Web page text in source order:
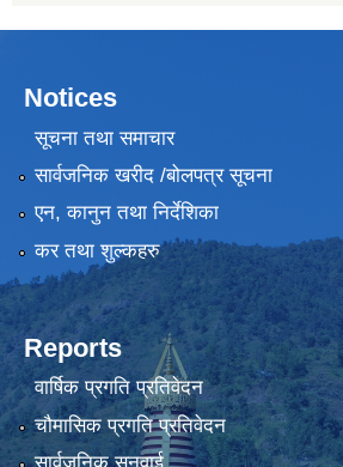
Notices
सूचना तथा समाचार
सार्वजनिक खरीद /बोलपत्र सूचना
एन, कानुन तथा निर्देशिका
कर तथा शुल्कहरु
Reports
वार्षिक प्रगति प्रतिवेदन
चौमासिक प्रगति प्रतिवेदन